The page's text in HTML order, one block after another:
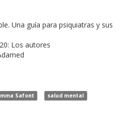
Una guía para psiquiatras y sus
Los autores
Safont
salud mental